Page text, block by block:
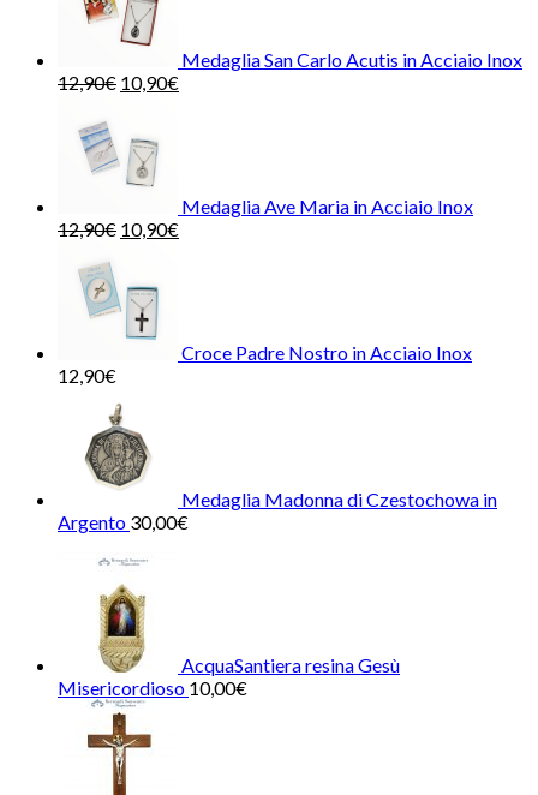
Medaglia San Carlo Acutis in Acciaio Inox
12,90€ 10,90€
Medaglia Ave Maria in Acciaio Inox
12,90€ 10,90€
Croce Padre Nostro in Acciaio Inox
12,90€
Medaglia Madonna di Czestochowa in
Argento 30,00€
AcquaSantiera resina Gesù
Misericordioso 10,00€